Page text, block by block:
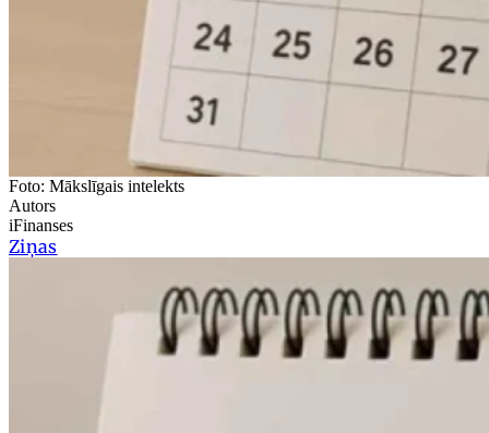
Foto: Mākslīgais intelekts
Autors
iFinanses
Ziņas